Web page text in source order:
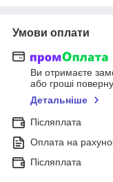
Умови оплати
Ви отримаєте
або гроші
Детальніше
Післяплата
Оплата на
Післяплата